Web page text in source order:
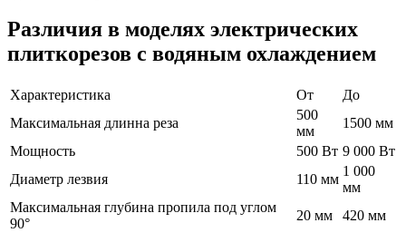
Различия в моделях электрических
плиткорезов с водяным охлаждением
Характеристика От
До
Максимальная длинна реза
500
мм
1500 мм
Мощность
500 Вт 9 000 Вт
Диаметр лезвия
110 мм
1 000
мм
Максимальная глубина пропила под углом
90°
20 мм 420 мм